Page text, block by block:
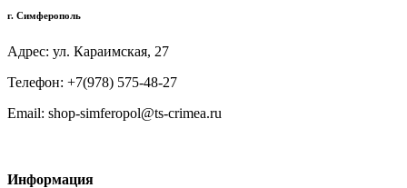
г. Симферополь
Адрес: ул. Караимская, 27
Телефон: +7(978) 575-48-27
Email: shop-simferopol@ts-crimea.ru
Информация